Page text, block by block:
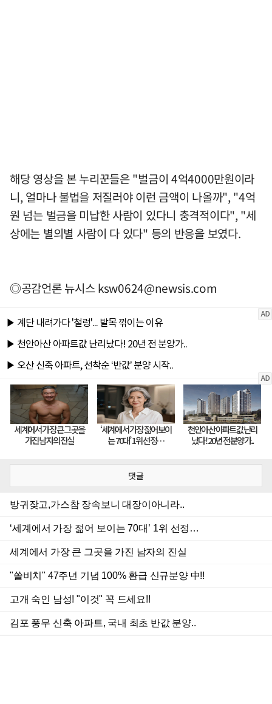
해당 영상을 본 누리꾼들은 "벌금이 4억4000만원이라
니, 얼마나 불법을 저질러야 이런 금액이 나올까", "4억
원 넘는 벌금을 미납한 사람이 있다니 충격적이다", "세
상에는 별의별 사람이 다 있다" 등의 반응을 보였다.
◎공감언론 뉴시스ksw0624@newsis.com
댓글